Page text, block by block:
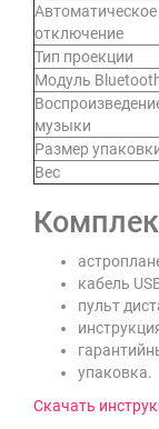
Автоматическое
отключение
Тип проекции
Модуль
музыки
Размер
Вес
кабель
пульт
упаковка.
Скачать